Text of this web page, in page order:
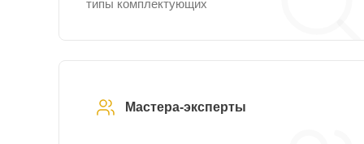
типы комплектующих
Мастера-эксперты